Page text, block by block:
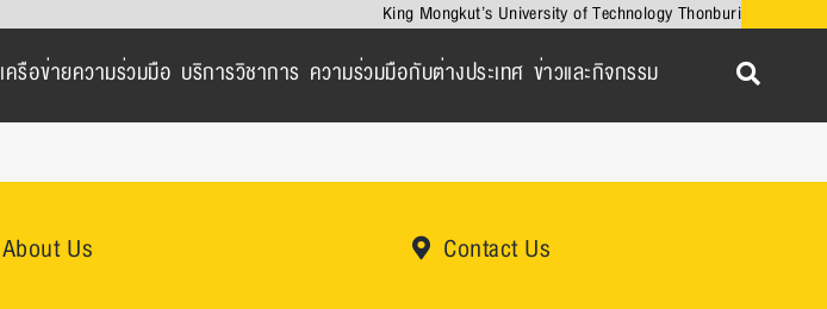
King Mongkut’s University of Technology Thonburi
เครือข่ายความร่วมมือ บริการวิชาการ ความร่วมมือกับต่างประเทศ ข่าวและกิจกรรม
About Us Contact Us